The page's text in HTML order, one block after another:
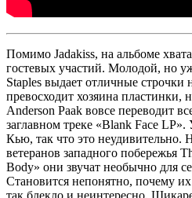
Помимо Jadakiss, на альбоме
гостевых участий. Молодой, но
Staples выдает отличные строчки
превосходит хозяина пластинки,
Anderson Paak вовсе переводит
заглавном треке «Blank Face LP».
Кью, так что это неудивительно.
ветеранов западного побережья
Body» они звучат необычно для
Становится непонятно, почему
так блекло и неинтересно.